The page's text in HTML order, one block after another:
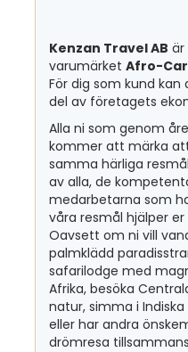
Kenzan Travel AB är
varumärket Afro-
För dig som kund
del av företagets
Alla ni som genom
kommer att märka
samma härliga
av alla, de
medarbetarna som
våra resmål hjälper
Oavsett om ni vill
palmklädd
safarilodge med
Afrika, besöka
natur, simma i
eller har andra
drömresa